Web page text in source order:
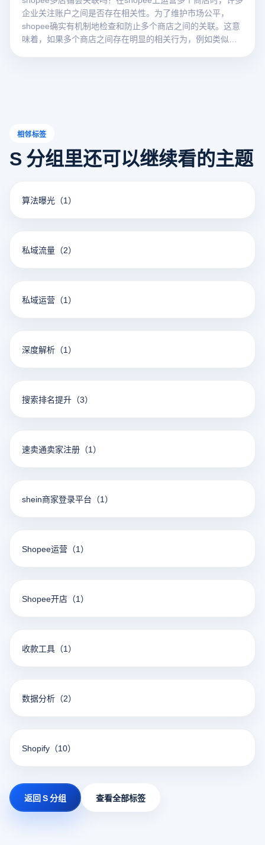
企业关注账户之间是否存在相关性。为了维护市场公平，
shopee确实有机制地检查和防止多个商店之间的关联。这意
味着，如果多个商店之间存在明显的相关行为，例如类似的
相邻标签
S 分组里还可以继续看的主题
算法曝光 （1）
私域流量 （2）
私域运营 （1）
深度解析 （1）
搜索排名提升 （3）
速卖通卖家注册 （1）
shein商家登录平台 （1）
Shopee运营 （1）
Shopee开店 （1）
收款工具 （1）
数据分析 （2）
Shopify （10）
返回 S 分组 查看全部标签